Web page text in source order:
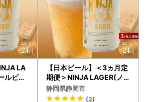
LA
ルビー
ラル
【日本ビール】＜3ヵ月定
期便＞NINJA LAGER(ノン
アルコールビール)350ml
×24缶 ハラル認証済み×
静岡県静岡市
(2)